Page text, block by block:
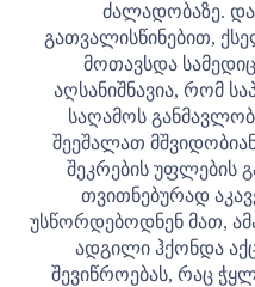
ძალადობაზე.
გათვალისწინებით,
მოთავსდა
აღსანიშნავია, რომ
საღამოს
შეეშალათ
შეკრების უფლების
თვითნებურად
უსწორდებოდნენ მათ,
ადგილი ჰქონდა
შევიწროებას, რაც